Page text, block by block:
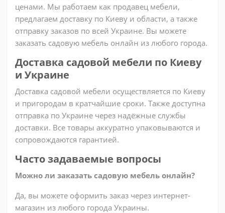
ценами. Мы работаем как продавец мебели,
предлагаем доставку по Киеву и области, а также
отправку заказов по всей Украине. Вы можете
заказать садовую мебель онлайн из любого города.
Доставка садовой мебели по Киеву
и Украине
Доставка садовой мебели осуществляется по Киеву
и пригородам в кратчайшие сроки. Также доступна
отправка по Украине через надёжные службы
доставки. Все товары аккуратно упаковываются и
сопровождаются гарантией.
Часто задаваемые вопросы
Можно ли заказать садовую мебель онлайн?
Да, вы можете оформить заказ через интернет-
магазин из любого города Украины.